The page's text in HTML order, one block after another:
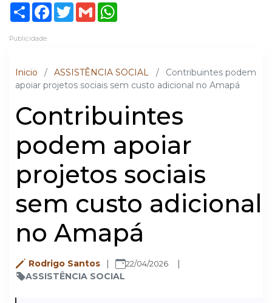
ShareFacebook
TwitterGmail
Publicidade
Inicio / ASSISTÊNCIA SOCIAL /
Contribuintes podem
apoiar projetos sociais sem custo adicional no Amapá
Contribuintes
podem apoiar
projetos sociais
sem custo adicional
no Amapá
Rodrigo Santos 22/04/2026
ASSISTÊNCIA SOCIAL